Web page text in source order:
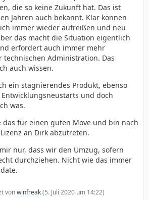
die so keine Zukunft hat. Das ist
Jahren auch bekannt. Klar können
immer wieder aufreißen und neu
das macht die Situation eigentlich
erfordert auch immer mehr
technischen Administration. Das
auch wissen.
ein stagnierendes Produkt, ebenso
und doch
was.
für einen guten Move und bin nach
an Dirk abzutreten.
nur, dass wir den Umzug, sofern
durchziehen. Nicht wie das immer
vonwinfreak(5. Juli 2020 um 14:22)